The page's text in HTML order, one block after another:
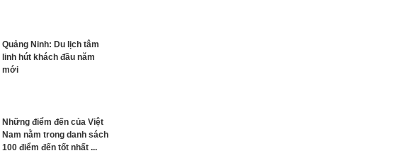
Quảng Ninh: Du lịch tâm
linh hút khách đầu năm
mới
Những điểm đến của Việt
Nam nằm trong danh sách
100 điểm đến tốt nhất ...